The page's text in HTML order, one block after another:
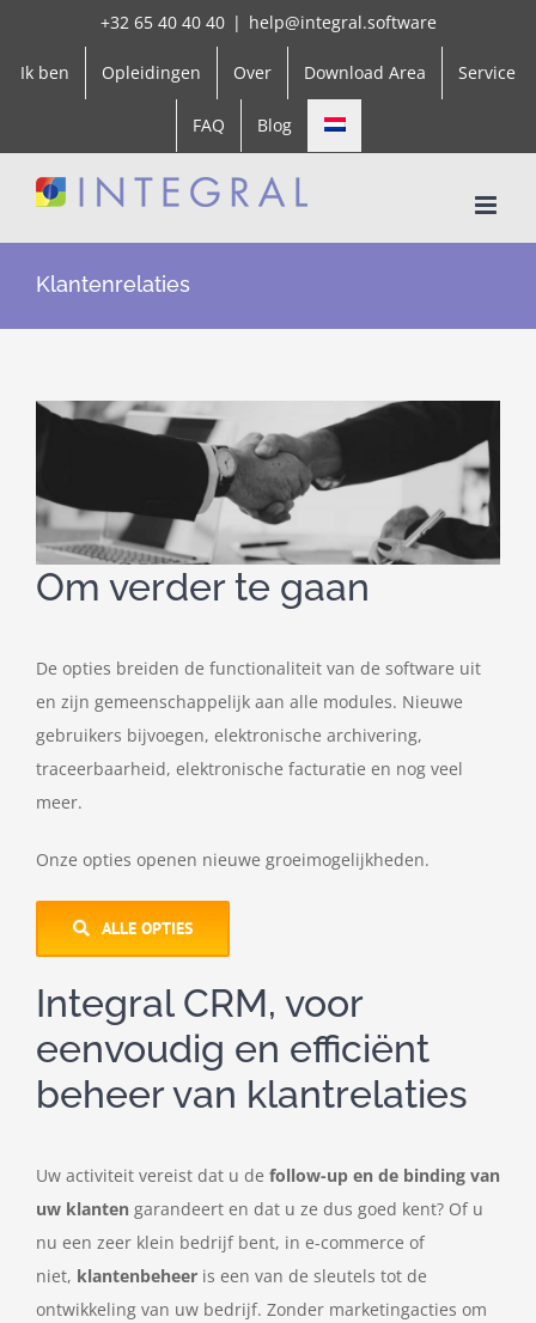
content
+32 65 40 40 40 | help@integral.software
Ik ben Opleidingen Over Download Area Service
FAQ Blog
Klantenrelaties
Om verder te gaan
De opties breiden de functionaliteit van de software uit
en zijn gemeenschappelijk aan alle modules. Nieuwe
gebruikers bijvoegen, elektronische archivering,
traceerbaarheid, elektronische facturatie en nog veel
meer.
Onze opties openen nieuwe groeimogelijkheden.
ALLE OPTIES
Integral CRM, voor
eenvoudig en efficiënt
beheer van klantrelaties
Uw activiteit vereist dat u de follow-up en de binding van
uw klanten garandeert en dat u ze dus goed kent? Of u
nu een zeer klein bedrijf bent, in e-commerce of
niet, klantenbeheer is een van de sleutels tot de
ontwikkeling van uw bedrijf. Zonder marketingacties om